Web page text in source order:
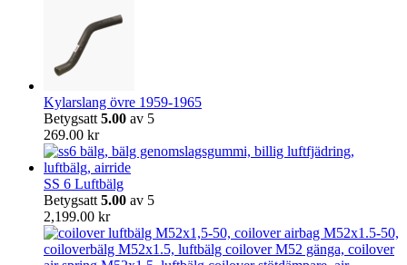
Kylarslang övre 1959-1965
Betygsatt 5.00 av 5
269.00 kr
SS 6 Luftbälg
Betygsatt 5.00 av 5
2,199.00 kr